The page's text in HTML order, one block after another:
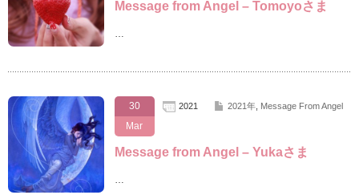
Message from Angel – Tomoyoさま
…
30
Mar
2021 2021年, Message From Angel
Message from Angel – Yukaさま
…